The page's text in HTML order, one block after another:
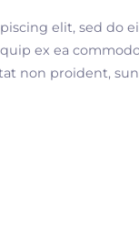
elit, sed do
ex ea
non proident,